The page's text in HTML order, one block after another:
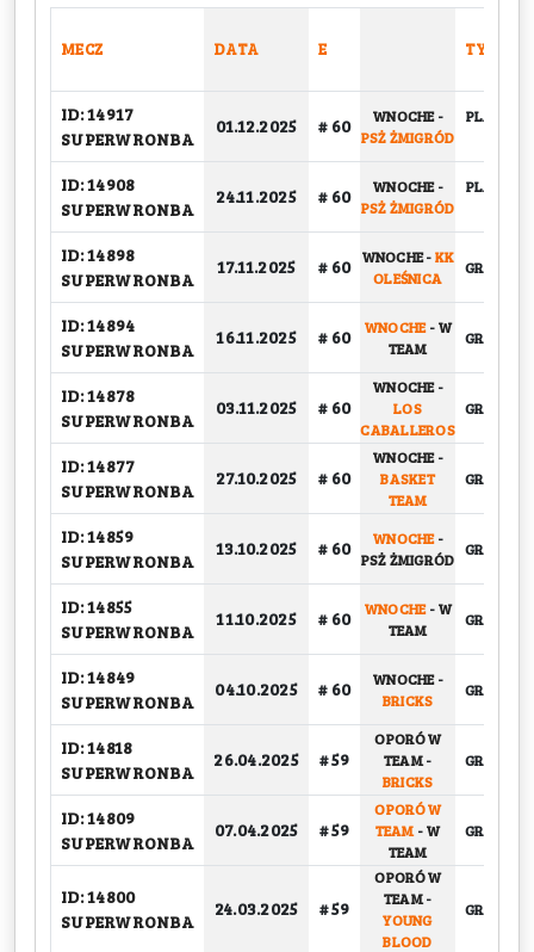
MECZ DATA E TYP
ID: 14917
SUPERWRONBA
01.12.2025 # 60 WNOCHE-
PSŻ ŻMIGRÓD
PLAY-
ID: 14908
SUPERWRONBA
24.11.2025 # 60 WNOCHE-
PSŻ ŻMIGRÓD
PLAY-
ID: 14898
SUPERWRONBA
17.11.2025 # 60 WNOCHE-KK
OLEŚNICA
ID: 14894
SUPERWRONBA
16.11.2025 # 60 WNOCHE-W
TEAM
ID: 14878
SUPERWRONBA
03.11.2025 # 60
WNOCHE-
LOS
CABALLEROS
ID: 14877
SUPERWRONBA
27.10.2025 # 60
WNOCHE-
BASKET
TEAM
ID: 14859
SUPERWRONBA
13.10.2025 # 60 WNOCHE-
PSŻ ŻMIGRÓD
ID: 14855
SUPERWRONBA
11.10.2025 # 60 WNOCHE-W
TEAM
ID: 14849
SUPERWRONBA
04.10.2025 # 60 WNOCHE-
BRICKS
ID: 14818
SUPERWRONBA
26.04.2025 # 59
OPORÓW
TEAM-
BRICKS
ID: 14809
SUPERWRONBA
07.04.2025 # 59
OPORÓW
TEAM -W
TEAM
ID: 14800
SUPERWRONBA
24.03.2025 # 59
OPORÓW
TEAM-
YOUNG
BLOOD